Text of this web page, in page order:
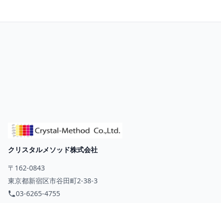
クリスタルメソッド株式会社
〒162-0843
東京都新宿区市谷田町2-38-3
03-6265-4755